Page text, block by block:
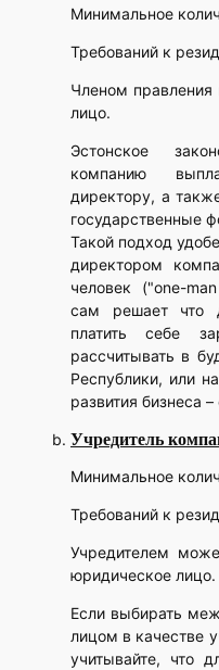
Минимальное
Требований к
Членом правления
лицо.
Эстонское
компанию
директору, а
государственные
Такой подход
директором
человек ("one-
сам решает что
платить себе
рассчитывать в
Республики, или
развития бизнеса
Учредитель
Минимальное
Требований к
Учредителем
юридическое лицо.
Если выбирать
лицом в качестве
учитывайте, что